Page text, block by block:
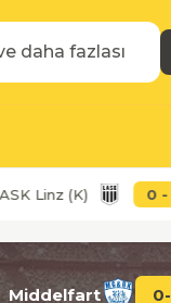
(K) 0-
Middelfart 0-